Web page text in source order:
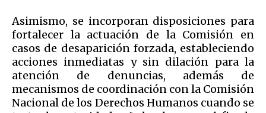
Asimismo, se incorporan disposiciones para
fortalecer la actuación de la Comisión en
casos de desaparición forzada, estableciendo
acciones inmediatas y sin dilación para la
atención de denuncias, además de
mecanismos de coordinación con la Comisión
Nacional de los Derechos Humanos cuando se